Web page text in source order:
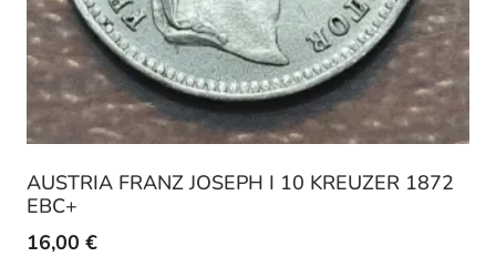
AUSTRIA FRANZ JOSEPH I 10 KREUZER 1872
EBC+
16,00 €